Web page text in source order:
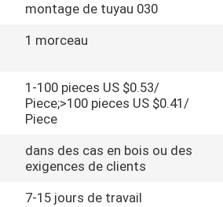
montage de tuyau 030
1 morceau
1-100 pieces US $0.53/
Piece;>100 pieces US $0.41/
Piece
dans des cas en bois ou des
exigences de clients
7-15 jours de travail